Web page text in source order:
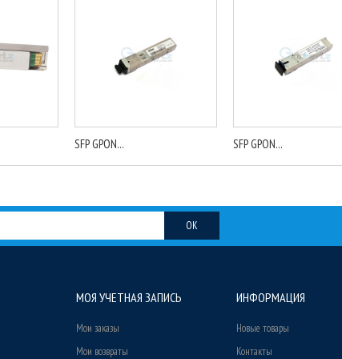
SFP GPON... SFP GPON...
OK
МОЯ УЧЕТНАЯ ЗАПИСЬ
Мои заказы
Мои возвраты
ИНФОРМАЦИЯ
Новые товары
Контакты